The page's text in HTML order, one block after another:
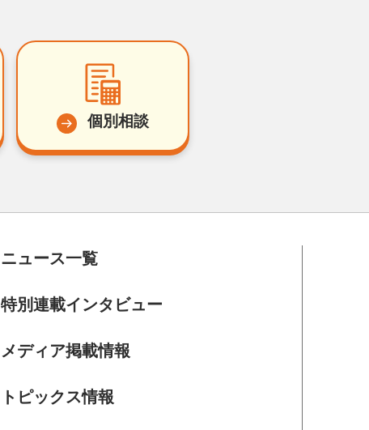
個別相談
ニュース一覧
特別連載インタビュー
メディア掲載情報
トピックス情報